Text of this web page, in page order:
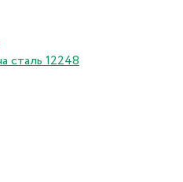
сталь 12248